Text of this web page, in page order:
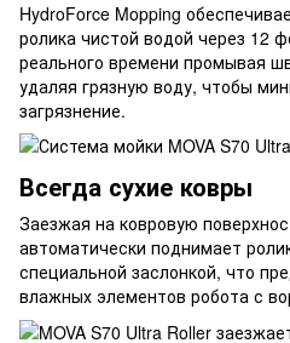
HydroForce Mopping
ролика чистой водой через 12
реального времени промывая
удаляя грязную воду, чтобы
загрязнение.
Всегда сухие ковры
Заезжая на ковровую
автоматически поднимает
специальной заслонкой, что
влажных элементов робота с